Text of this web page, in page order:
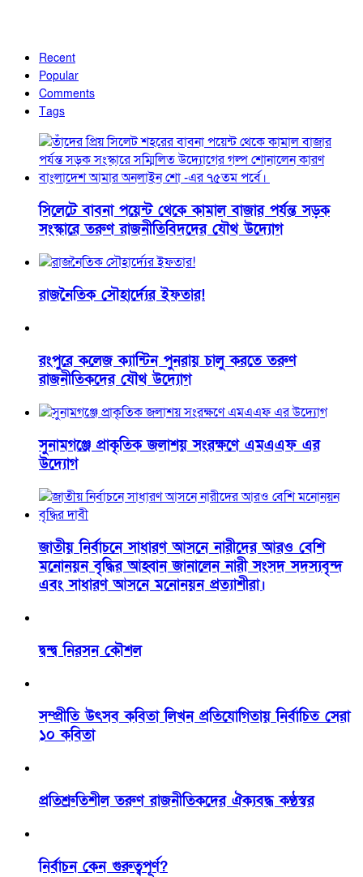
Recent
Popular
Comments
Tags
সিলেটে বাবনা পয়েন্ট থেকে কামাল বাজার পর্যন্ত সড়ক
সংস্কারে তরুণ রাজনীতিবিদদের যৌথ উদ্যোগ
রাজনৈতিক সৌহার্দ্যের ইফতার!
রংপুরে কলেজ ক্যান্টিন পুনরায় চালু করতে তরুণ
রাজনীতিকদের যৌথ উদ্যোগ
সুনামগঞ্জে প্রাকৃতিক জলাশয় সংরক্ষণে এমএএফ এর
উদ্যোগ
জাতীয় নির্বাচনে সাধারণ আসনে নারীদের আরও বেশি
মনোনয়ন বৃদ্ধির আহ্বান জানালেন নারী সংসদ সদস্যবৃন্দ
এবং সাধারণ আসনে মনোনয়ন প্রত্যাশীরা।
দ্বন্দ্ব নিরসন কৌশল
সম্প্রীতি উৎসব কবিতা লিখন প্রতিযোগিতায় নির্বাচিত সেরা
১০ কবিতা
প্রতিশ্রুতিশীল তরুণ রাজনীতিকদের ঐক্যবদ্ধ কণ্ঠস্বর
নির্বাচন কেন গুরুত্বপূর্ণ?